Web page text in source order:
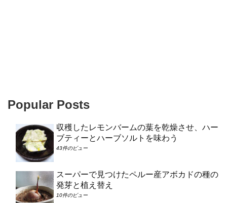
Popular Posts
収穫したレモンバームの葉を乾燥させ、ハー
ブティーとハーブソルトを味わう
43件のビュー
スーパーで見つけたペルー産アボカドの種の
発芽と植え替え
10件のビュー